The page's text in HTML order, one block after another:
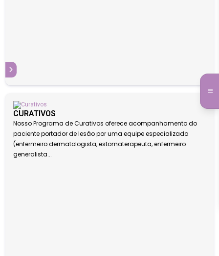
CURATIVOS
Nosso Programa de Curativos oferece acompanhamento do
paciente portador de lesão por uma equipe especializada
(enfermeiro dermatologista, estomaterapeuta, enfermeiro
generalista...